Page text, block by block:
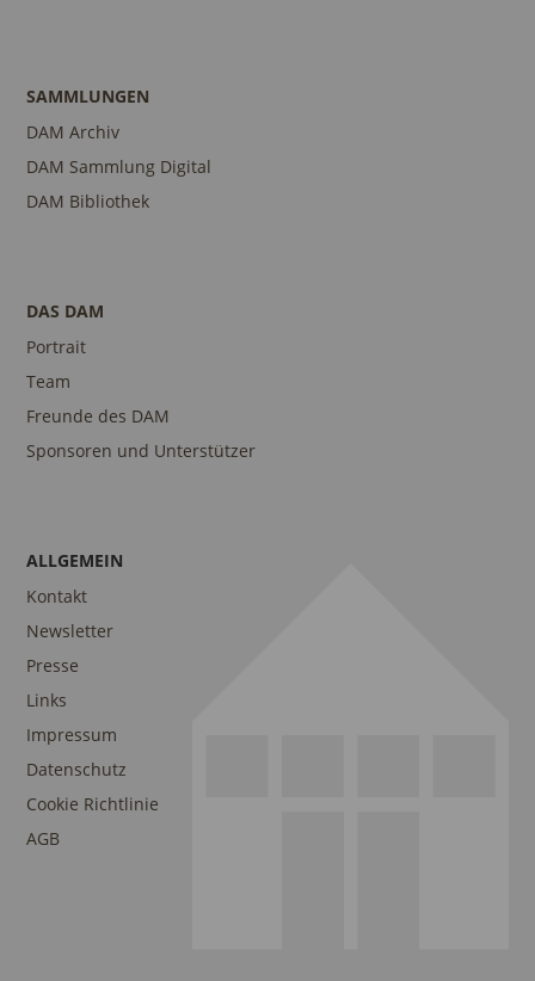
SAMMLUNGEN
DAM Archiv
DAM Sammlung Digital
DAM Bibliothek
DAS DAM
Portrait
Team
Freunde des DAM
Sponsoren und Unterstützer
ALLGEMEIN
Kontakt
Newsletter
Presse
Links
Impressum
Datenschutz
Cookie Richtlinie
AGB